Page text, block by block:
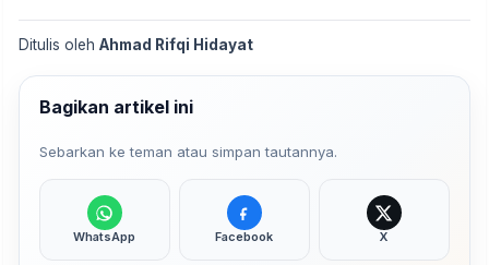
Ditulis oleh Ahmad Rifqi Hidayat
Bagikan artikel ini
Sebarkan ke teman atau simpan tautannya.
WhatsApp Facebook X